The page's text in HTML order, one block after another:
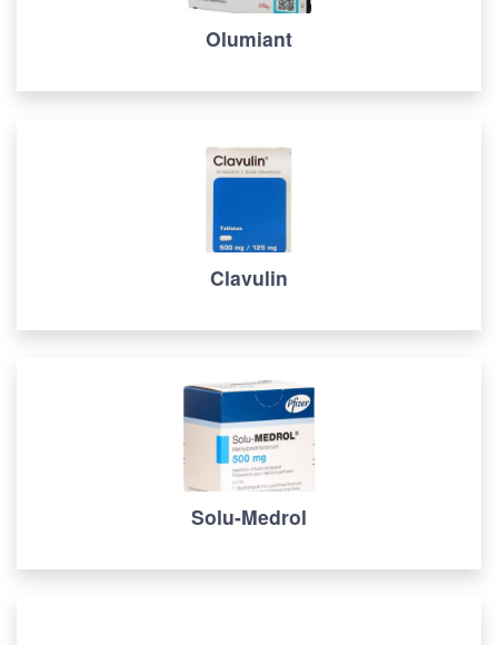
Olumiant
Clavulin
Solu-Medrol